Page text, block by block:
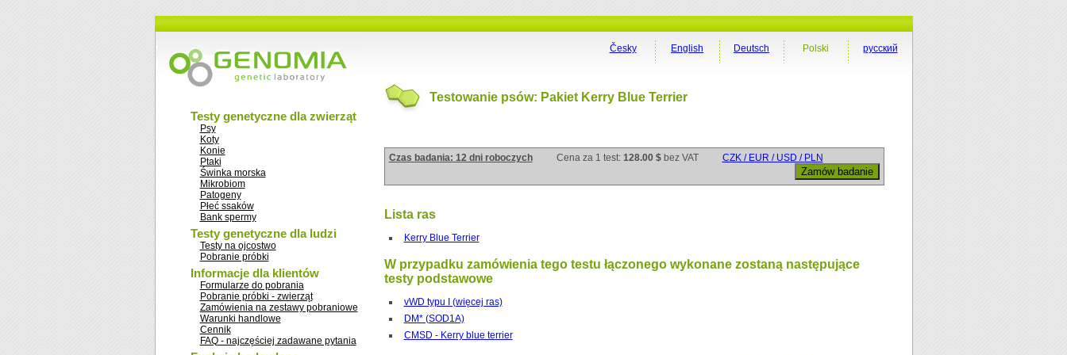
Testy genetyczne dla zwierząt
Psy
Koty
Konie
Ptaki
Świnka morska
Mikrobiom
Patogeny
Płeć ssaków
Bank spermy
Testy genetyczne dla ludzi
Testy na ojcostwo
Pobranie próbki
Informacje dla klientów
Formularze do pobrania
Pobranie próbki - zwierząt
Zamówienia na zestawy pobraniowe
Warunki handlowe
Cennik
FAQ - najczęściej zadawane pytania
русский
Polski
Deutsch
English
Česky
Testowanie psów: Pakiet Kerry Blue Terrier
Czas badania: 12 dni roboczych Cena za 1 test: 128.00 $ bez VAT CZK / EUR / USD / PLN
Lista ras
Kerry Blue Terrier
W przypadku zamówienia tego testu łączonego wykonane zostaną następujące
testy podstawowe
vWD typu I (więcej ras)
DM* (SOD1A)
CMSD - Kerry blue terrier